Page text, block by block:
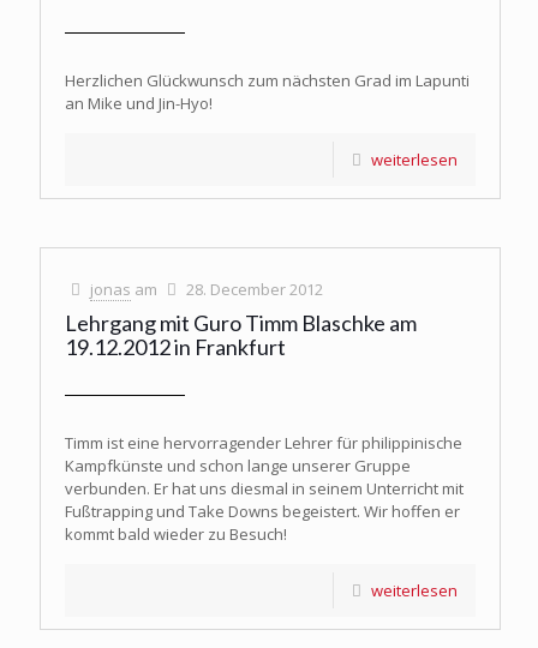
Herzlichen Glückwunsch zum nächsten Grad im Lapunti
an Mike und Jin-Hyo!
weiterlesen
jonas am 28. December 2012
Lehrgang mit Guro Timm Blaschke am
19.12.2012 in Frankfurt
Timm ist eine hervorragender Lehrer für philippinische
Kampfkünste und schon lange unserer Gruppe
verbunden. Er hat uns diesmal in seinem Unterricht mit
Fußtrapping und Take Downs begeistert. Wir hoffen er
kommt bald wieder zu Besuch!
weiterlesen